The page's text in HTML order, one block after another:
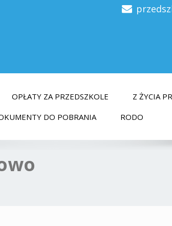
OPŁATY ZA PRZEDSZKOLE Z ŻYCIA
DO POBRANIA RODO